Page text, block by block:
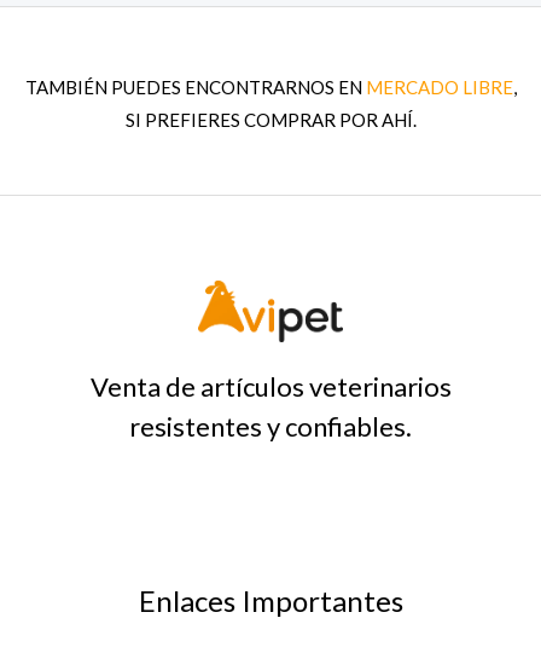
TAMBIÉN PUEDES ENCONTRARNOS EN MERCADO LIBRE,
SI PREFIERES COMPRAR POR AHÍ.
Venta de artículos veterinarios
resistentes y confiables.
Enlaces Importantes